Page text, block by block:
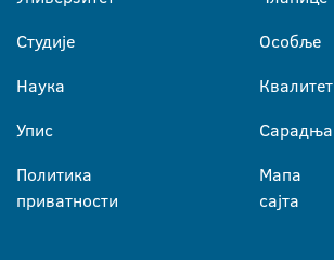
Студије
Наука
Упис
Политика
приватности
Особље
Квалитет
Сарадња
Мапа
сајта